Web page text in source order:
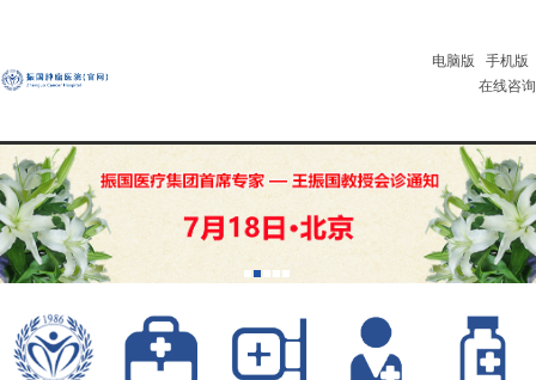
电脑版
手机版
在线咨询